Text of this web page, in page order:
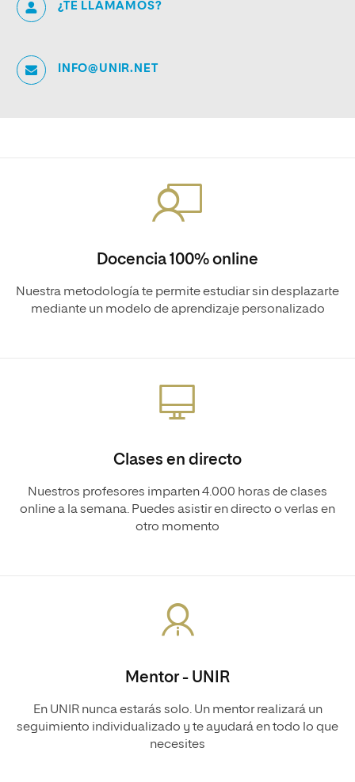
¿TE LLAMAMOS?
INFO@UNIR.NET
Docencia 100% online
Nuestra metodología te permite estudiar sin desplazarte
mediante un modelo de aprendizaje personalizado
Clases en directo
Nuestros profesores imparten 4.000 horas de clases
online a la semana. Puedes asistir en directo o verlas en
otro momento
Mentor - UNIR
En UNIR nunca estarás solo. Un mentor realizará un
seguimiento individualizado y te ayudará en todo lo que
necesites